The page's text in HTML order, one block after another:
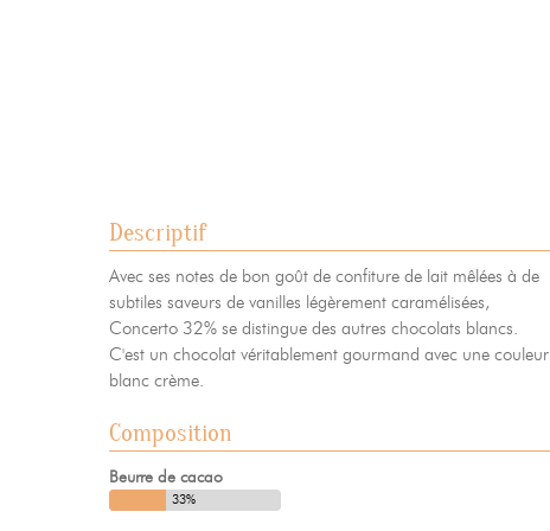
Descriptif
Avec ses notes de bon goût de confiture de lait mêlées à de
subtiles saveurs de vanilles légèrement caramélisées,
Concerto 32% se distingue des autres chocolats blancs.
C'est un chocolat véritablement gourmand avec une couleur
blanc crème.
Composition
Beurre de cacao
33%